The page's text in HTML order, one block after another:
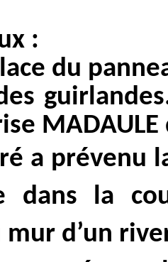
:
du
a prévenu
dans la
d’un